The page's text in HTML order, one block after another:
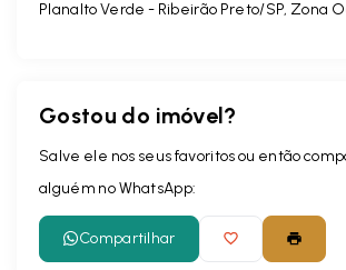
Planalto Verde - Ribeirão Preto/SP, Zona
Gostou do imóvel?
Salve ele nos seus favoritos ou então
alguém no WhatsApp:
Compartilhar